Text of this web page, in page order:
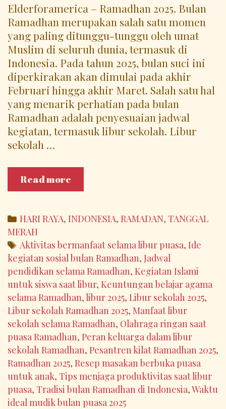
Elderforamerica – Ramadhan 2025. Bulan
Ramadhan merupakan salah satu momen
yang paling ditunggu-tunggu oleh umat
Muslim di seluruh dunia, termasuk di
Indonesia. Pada tahun 2025, bulan suci ini
diperkirakan akan dimulai pada akhir
Februari hingga akhir Maret. Salah satu hal
yang menarik perhatian pada bulan
Ramadhan adalah penyesuaian jadwal
kegiatan, termasuk libur sekolah. Libur
sekolah …
Read more
Sekolah
Ramadhan
Momentum
Kebersamaan
dan
Refleksi
Diri
Categories
HARI RAYA, INDONESIA, RAMADAN, TANGGAL
MERAH
Tags
Aktivitas bermanfaat selama libur puasa, Ide
kegiatan sosial bulan Ramadhan, Jadwal
pendidikan selama Ramadhan, Kegiatan Islami
untuk siswa saat libur, Keuntungan belajar agama
selama Ramadhan,libur 2025, Libur sekolah 2025,
Libur sekolah Ramadhan 2025, Manfaat libur
sekolah selama Ramadhan, Olahraga ringan saat
puasa Ramadhan, Peran keluarga dalam libur
sekolah Ramadhan, Pesantren kilat Ramadhan 2025,
Ramadhan 2025, Resep masakan berbuka puasa
untuk anak, Tips menjaga produktivitas saat libur
puasa, Tradisi bulan Ramadhan di Indonesia,Waktu
ideal mudik bulan puasa 2025